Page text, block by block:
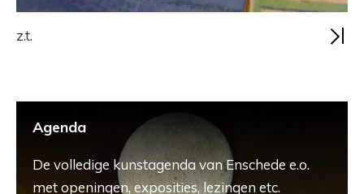
z.t.
Agenda
De volledige kunstagenda van Enschede e.o.
met openingen, exposities, lezingen etc.